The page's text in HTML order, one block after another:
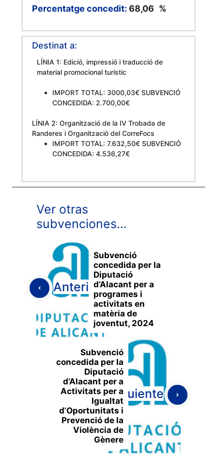
Percentatge concedit: 68,06 %
Destinat a:
LÍNIA 1: Edició, impressió i traducció de
material promocional turístic
IMPORT TOTAL: 3000,03€ SUBVENCIÓ
CONCEDIDA: 2.700,00€
LÍNIA 2: Organització de la IV Trobada de
Randeres i Organització del CorreFocs
IMPORT TOTAL: 7.632,50€ SUBVENCIÓ
CONCEDIDA: 4.536,27€
Ver otras
subvenciones…
Anterior
Subvenció
concedida per la
Diputació
d’Alacant per a
programes i
activitats en
matèria de
joventut, 2024
Subvenció
concedida per la
Diputació
d’Alacant per a
Activitats per a
Igualtat
d’Oportunitats i
Prevenció de la
Violència de
Gènere
Siguiente